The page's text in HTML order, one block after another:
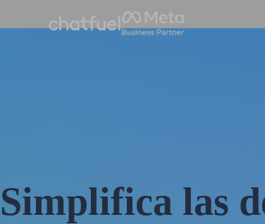
Simplifica las